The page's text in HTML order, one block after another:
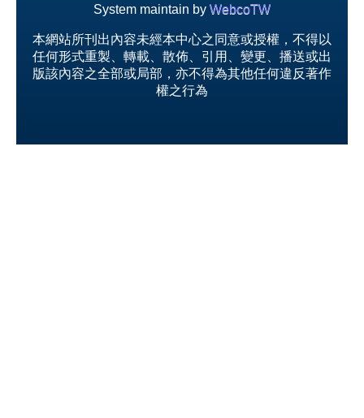
System maintain by WebcoTW
本網站所刊出內容未經本中心之同意或授權，不得以
任何形式重製、轉載、散佈、引用、變更、播送或出
版該內容之全部或局部，亦不得為其他任何違反著作
權之行為